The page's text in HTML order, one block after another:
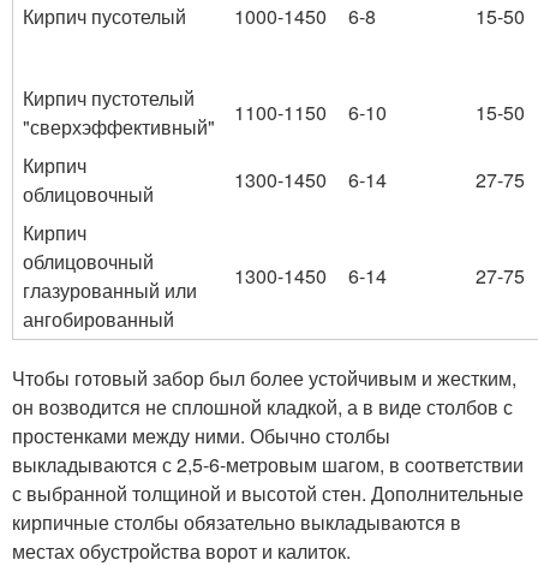
Кирпич пусотелый 1000-1450 6-8 15-50
Кирпич пустотелый
"сверхэффективный"
1100-1150 6-10
15-50
Кирпич
облицовочный
1300-1450 6-14
27-75
Кирпич
облицовочный
глазурованный или
ангобированный
1300-1450 6-14 27-75
Чтобы готовый забор был более устойчивым и жестким,
он возводится не сплошной кладкой, а в виде столбов с
простенками между ними. Обычно столбы
выкладываются с 2,5-6-метровым шагом, в соответствии
с выбранной толщиной и высотой стен. Дополнительные
кирпичные столбы обязательно выкладываются в
местах обустройства ворот и калиток.